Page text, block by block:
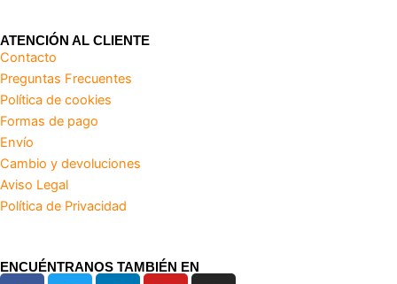
ATENCIÓN AL CLIENTE
Contacto
Preguntas Frecuentes
Política de cookies
Formas de pago
Envío
Cambio y devoluciones
Aviso Legal
Política de Privacidad
ENCUÉNTRANOS TAMBIÉN EN